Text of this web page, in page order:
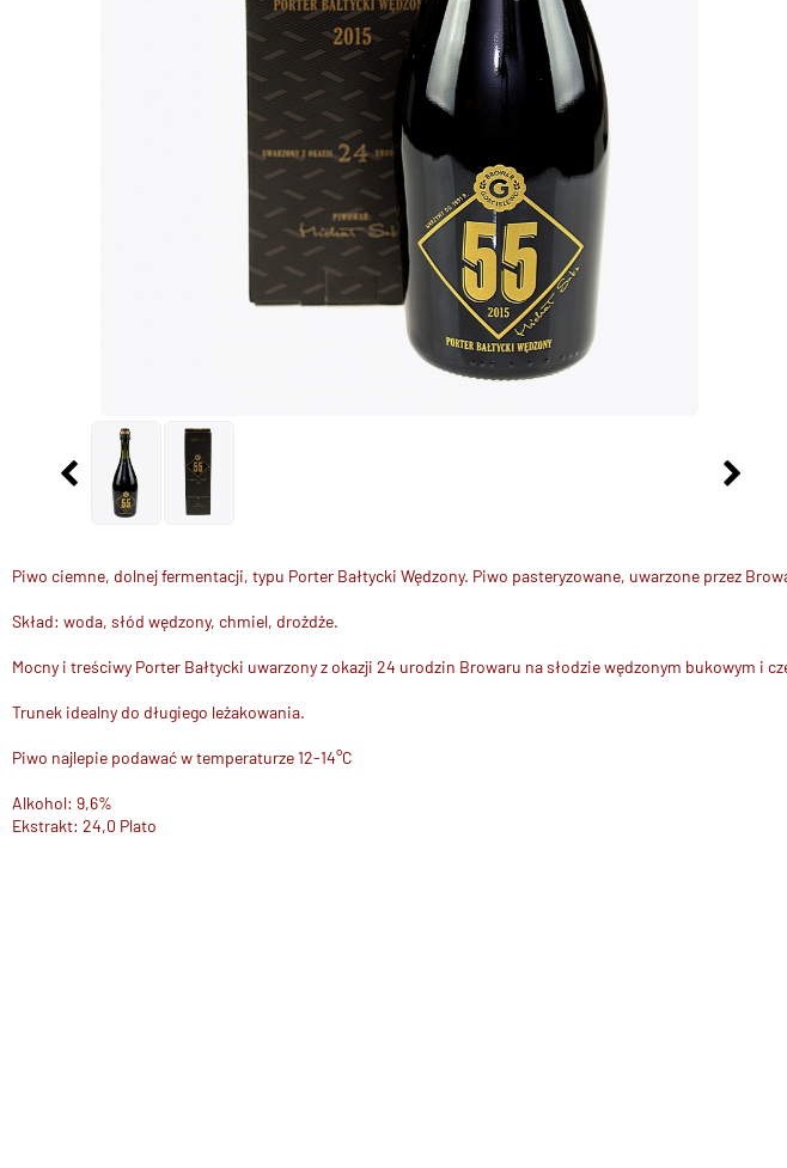
Piwo ciemne, dolnej fermentacji, typu Porter Bałtycki Wędzony. Piwo pasteryzowane, uwarzone przez
Skład: woda, słód wędzony, chmiel, drożdże.
Mocny i treściwy Porter Bałtycki uwarzony z okazji 24 urodzin Browaru na słodzie wędzonym bukowym i
Trunek idealny do długiego leżakowania.
Piwo najlepie podawać w temperaturze 12-14°C
Alkohol: 9,6%
Ekstrakt: 24,0 Plato